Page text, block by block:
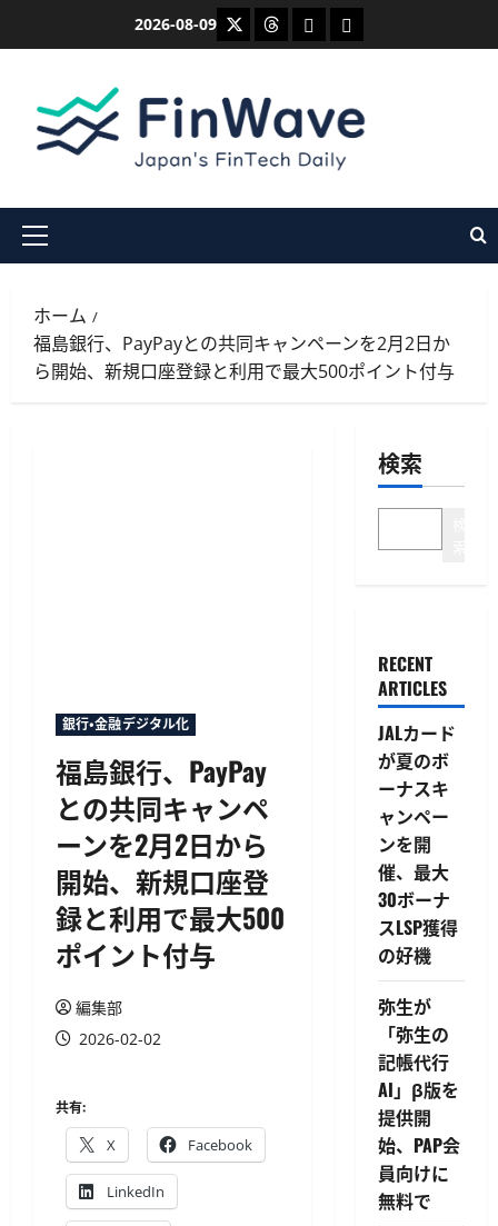
2026-08-09 X ThreadsBlueskyMastodon
メ
メ
ニ
ュ
ホーム
福島銀行、PayPayとの共同キャンペーンを2月2日か
ら開始、新規口座登録と利用で最大500ポイント付与
銀行・金融デジタル化
福島銀行、PayPay
との共同キャンペ
ーンを2月2日から
開始、新規口座登
録と利用で最大500
ポイント付与
編集部
2026-02-02
共有:
X Facebook
LinkedIn
検索
RECENT
ARTICLES
JALカード
が夏のボ
ーナスキ
ャンペー
ンを開
催、最大
30ボーナ
スLSP獲得
の好機
弥生が
「弥生の
記帳代行
AI」β版を
提供開
始、PAP会
員向けに
無料で